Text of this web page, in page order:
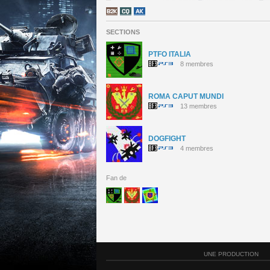
SECTIONS
PTFO ITALIA
8 membres
ROMA CAPUT MUNDI
13 membres
DOGFIGHT
4 membres
Fan de
UNE PRODUCTION